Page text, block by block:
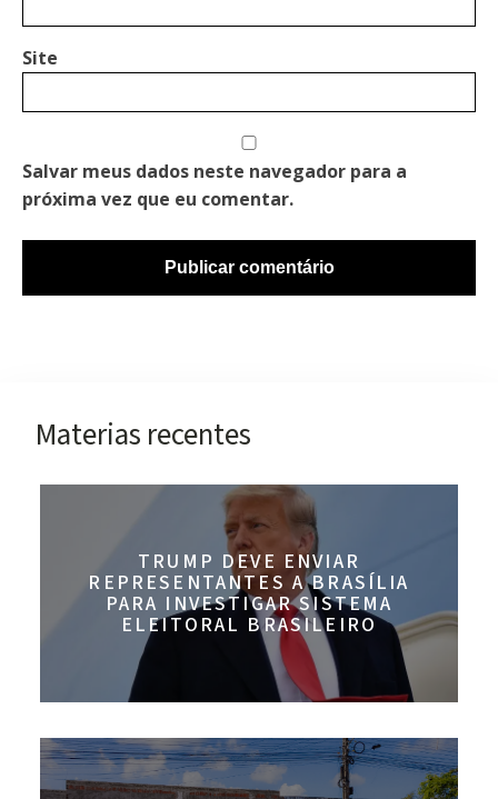
Site
Salvar meus dados neste navegador para a
próxima vez que eu comentar.
Materias recentes
TRUMP DEVE ENVIAR
REPRESENTANTES A BRASÍLIA
PARA INVESTIGAR SISTEMA
ELEITORAL BRASILEIRO